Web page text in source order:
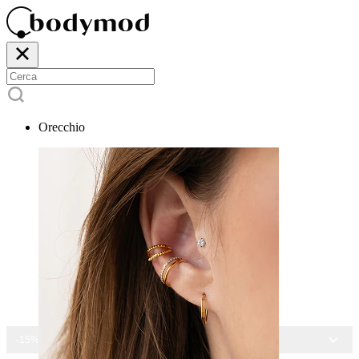
Orecchio
-15% SU TUTTI I GIOIELLI